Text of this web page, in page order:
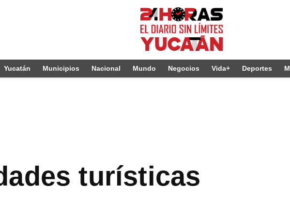
Yucatán Municipios Nacional Mundo Negocios Vida+ Deportes
turísticas